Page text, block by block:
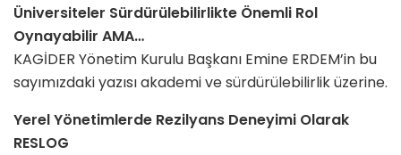
Üniversiteler Sürdürülebilirlikte Önemli Rol
Oynayabilir AMA…
KAGİDER Yönetim Kurulu Başkanı Emine ERDEM’in bu
sayımızdaki yazısı akademi ve sürdürülebilirlik üzerine.
Yerel Yönetimlerde Rezilyans Deneyimi Olarak
RESLOG